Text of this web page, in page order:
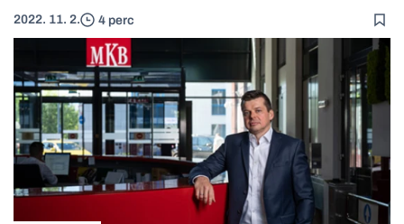
2022. 11. 2. 4 perc